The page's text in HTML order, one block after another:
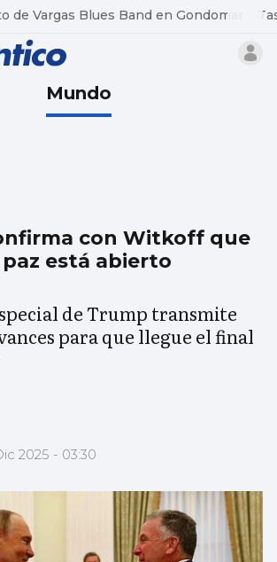
de Vargas Blues Band en Gondomar
Mundo
con Witkoff que
está abierto
de Trump transmite
para que llegue el final
2025 - 03:30